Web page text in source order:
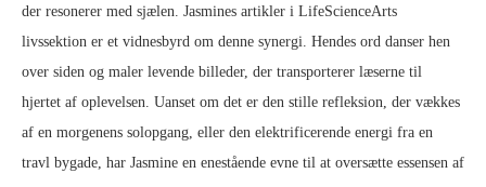
der resonerer med sjælen. Jasmines artikler i LifeScienceArts
livssektion er et vidnesbyrd om denne synergi. Hendes ord danser hen
over siden og maler levende billeder, der transporterer læserne til
hjertet af oplevelsen. Uanset om det er den stille refleksion, der vækkes
af en morgenens solopgang, eller den elektrificerende energi fra en
travl bygade, har Jasmine en enestående evne til at oversætte essensen af